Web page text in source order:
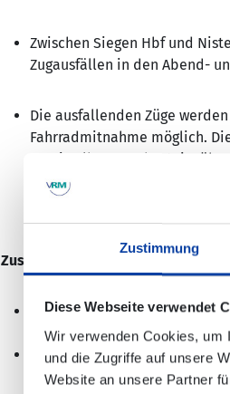
Zustimmung
Diese Webseite verwendet
Wir verwenden Cookies, um
und die Zugriffe auf unsere
Website an unsere Partner
Zwischen Siegen Hbf und
Zugausfällen in den Abend-
Die ausfallenden Züge
Fahrradmitnahme möglich.
unmittelbarer
Zusätzlich gilt am 30.10. und
Aufgrund von Bauarbeiten
vereinzelten Zugausfällen in
Die ausfallenden Züge